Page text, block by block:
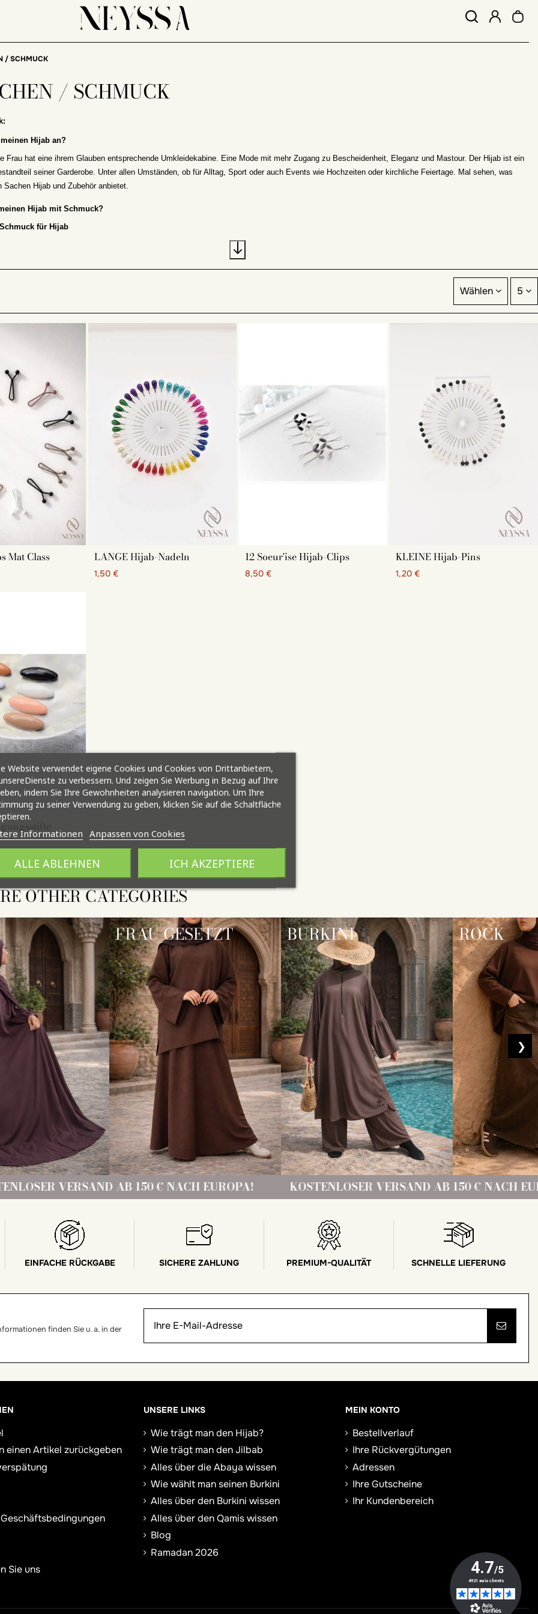
/ SCHMUCK
/ SCHMUCK
Hijab an?
Frau hat eine ihrem Glauben entsprechende Umkleidekabine. Eine Mode mit mehr Zugang zu Bescheidenheit, Eleganz und Mastour. Der Hijab ist ein
seiner Garderobe. Unter allen Umständen, ob für Alltag, Sport oder auch Events wie Hochzeiten oder kirchliche Feiertage. Mal sehen, was
Sachen Hijab und Zubehör anbietet.
Hijab mit Schmuck?
für Hijab
unterschiedliche Weise getragen. Für Veranstaltungen entscheiden sich viele für den Hijab-Schmuck. Mädchen, für ein Braut-Outfit, entscheiden Sie
Chiffon oder einen fließenden Hijab und fügen Sie ein Hijab-Juwel hinzu, um Ihren Hijab zu dekorieren. Wenn Sie eher im "Prinzessin"-Stil sind,
sich für eine Krone, die auch Ihr Hijab-Juwel ist, um Sie bei Hochzeiten oder Verlobungen zu sublimieren.
muslimischer Schmuck exklusiv für Hijab, denken Sie noch einmal, so kann dieser Schmuck sein ohne Hijab zwischen Frauen für Ihre
anziehen. Um das Hijab-Juwel zu befestigen, musst du nur deine eigenen Pins mitbringen, um das Hijab-Juwel an deinem Kopf zu befestigen.
Hijab-Juwel:
ein Experte für Hijab-Schmuck.
Accessoire nur, es ist auch sehr edel ist , wenn ‚es ist gut geeignet zum Hijab sowie zum Abendkleid, Braut oder Gast. Außerdem ist es kein
für Bräute, es kann möglicherweise als Gast, aber auch zu religiösen Feiertagen getragen werden.
für Eid el Fitr oder Eid al Adha: span> h3>
Hijab-Juwel mit einem nüchterneren und eleganteren Outfit tragen. Es kann aber auch eine Geschenkidee für Mädchen sein! Der Hijab-Schmuck
für einen Freund während der Ferien, eine zukünftige Braut oder einfach nur zum Verschenken sehr geschätzt werden.
Look:
kann für einen Mädelsabend für einen orientalischen Look getragen werden. Denken Sie also darüber nach, die Stile mit dem Hijab-Juwel zu
was sehr schön sein kann. Im Neyssa Shop finden Sie verschiedene Stile von Hijab-Schmuck, es ist für jeden etwas dabei, also kommen Sie und
Wählen 5
Mat Class LANGE Hijab-Nadeln
1,50 €
12 Soeur'ise Hijab-Clips
8,50 €
KLEINE Hijab-Pins
1,20 €
OTHER CATEGORIES
FRAU GESETZT BURKINI ROCK
❯
VERSAND AB 150 € NACH EUROPA! KOSTENLOSER VERSAND AB 150 € NACH EUROPA!
EINFACHE RÜCKGABE SICHERE ZAHLUNG PREMIUM-QUALITÄT SCHNELLE LIEFERUNG
finden Sie u. a. in der
einen Artikel zurückgeben
Sie uns
UNSERE LINKS
Wie trägt man den Hijab?
Wie trägt man den Jilbab
Alles über die Abaya wissen
Wie wählt man seinen Burkini
Alles über den Burkini wissen
Alles über den Qamis wissen
Blog
Ramadan 2026
MEIN KONTO
Bestellverlauf
Ihre Rückvergütungen
Adressen
Ihre Gutscheine
Ihr Kundenbereich
Website verwendet eigene Cookies und Cookies von Drittanbietern,
zu verbessern. Und zeigen Sie Werbung in Bezug auf Ihre
indem Sie Ihre Gewohnheiten analysieren navigation. Um Ihre
zu seiner Verwendung zu geben, klicken Sie auf die Schaltfläche
Informationen Anpassen von Cookies
ALLE ABLEHNEN ICH AKZEPTIERE